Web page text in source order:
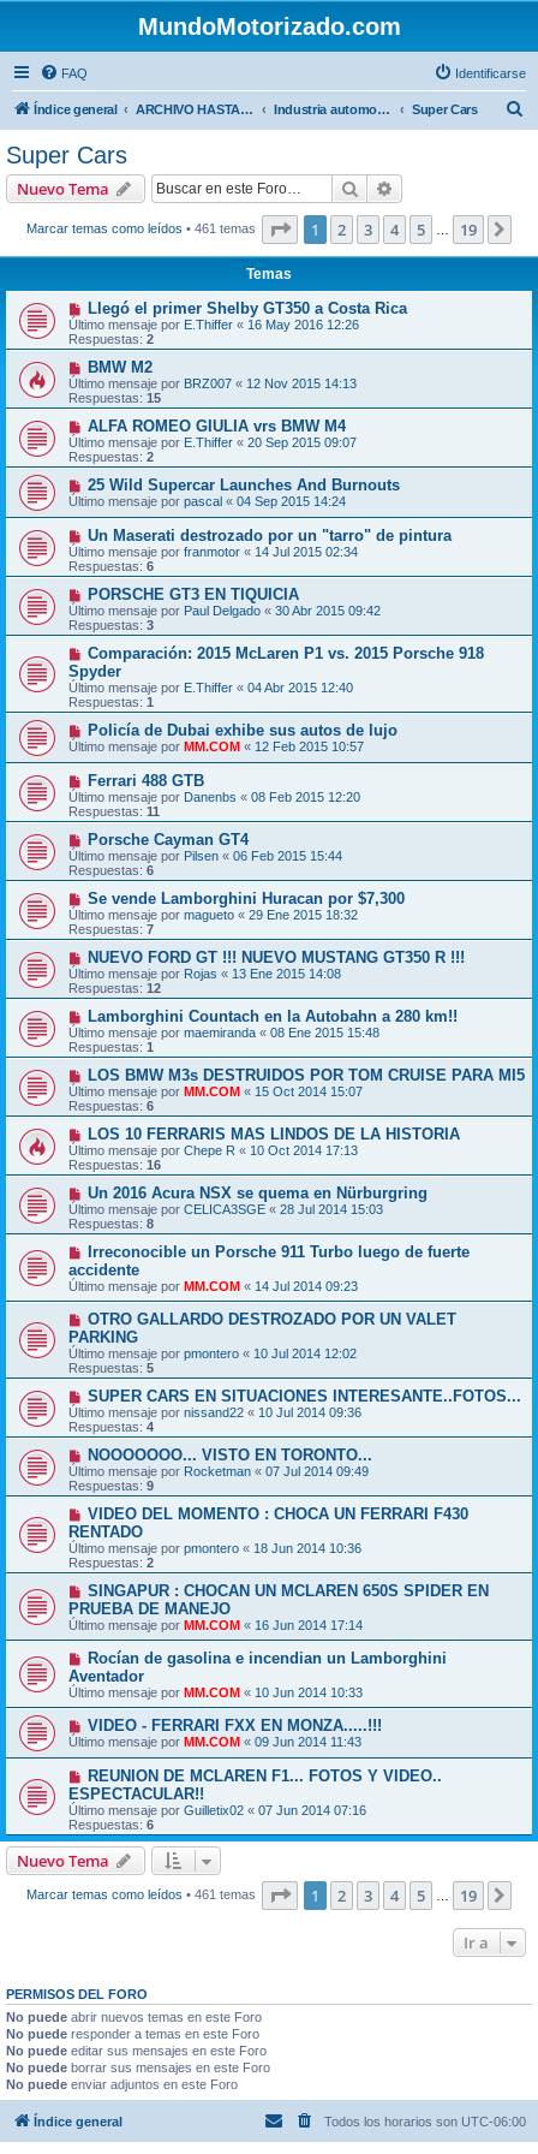
MundoMotorizado.com
FAQ Identificarse
Índice general ARCHIVO HASTA 2018 Industria automotriz Super Cars
Super Cars
Nuevo Tema Buscar
Marcar temas como leídos • 461 temas Página de 19
1 2 3 4 5 19
Temas
Llegó el primer Shelby GT350 a Costa Rica
Último mensaje por E.Thiffer « 16 May 2016 12:26
Respuestas: 2
BMW M2
Último mensaje por BRZ007 « 12 Nov 2015 14:13
Respuestas: 15
ALFA ROMEO GIULIA vrs BMW M4
Último mensaje por E.Thiffer « 20 Sep 2015 09:07
Respuestas: 2
25 Wild Supercar Launches And Burnouts
Último mensaje por pascal « 04 Sep 2015 14:24
Un Maserati destrozado por un "tarro" de pintura
Último mensaje por franmotor « 14 Jul 2015 02:34
Respuestas: 6
PORSCHE GT3 EN TIQUICIA
Último mensaje por Paul Delgado « 30 Abr 2015 09:42
Respuestas: 3
Comparación: 2015 McLaren P1 vs. 2015 Porsche 918
Spyder
Último mensaje por E.Thiffer « 04 Abr 2015 12:40
Respuestas: 1
Policía de Dubai exhibe sus autos de lujo
Último mensaje por MM.COM « 12 Feb 2015 10:57
Ferrari 488 GTB
Último mensaje por Danenbs « 08 Feb 2015 12:20
Respuestas: 11
Porsche Cayman GT4
Último mensaje por Pilsen « 06 Feb 2015 15:44
Respuestas: 6
Se vende Lamborghini Huracan por $7,300
Último mensaje por magueto « 29 Ene 2015 18:32
Respuestas: 7
NUEVO FORD GT !!! NUEVO MUSTANG GT350 R !!!
Último mensaje por Rojas « 13 Ene 2015 14:08
Respuestas: 12
Lamborghini Countach en la Autobahn a 280 km!!
Último mensaje por maemiranda « 08 Ene 2015 15:48
Respuestas: 1
LOS BMW M3s DESTRUIDOS POR TOM CRUISE PARA MI5
Último mensaje por MM.COM « 15 Oct 2014 15:07
Respuestas: 6
LOS 10 FERRARIS MAS LINDOS DE LA HISTORIA
Último mensaje por Chepe R « 10 Oct 2014 17:13
Respuestas: 16
Un 2016 Acura NSX se quema en Nürburgring
Último mensaje por CELICA3SGE « 28 Jul 2014 15:03
Respuestas: 8
Irreconocible un Porsche 911 Turbo luego de fuerte
accidente
Último mensaje por MM.COM « 14 Jul 2014 09:23
OTRO GALLARDO DESTROZADO POR UN VALET
PARKING
Último mensaje por pmontero « 10 Jul 2014 12:02
Respuestas: 5
SUPER CARS EN SITUACIONES INTERESANTE..FOTOS...
Último mensaje por nissand22 « 10 Jul 2014 09:36
Respuestas: 4
NOOOOOOO... VISTO EN TORONTO...
Último mensaje por Rocketman « 07 Jul 2014 09:49
Respuestas: 9
VIDEO DEL MOMENTO : CHOCA UN FERRARI F430
RENTADO
Último mensaje por pmontero « 18 Jun 2014 10:36
Respuestas: 2
SINGAPUR : CHOCAN UN MCLAREN 650S SPIDER EN
PRUEBA DE MANEJO
Último mensaje por MM.COM « 16 Jun 2014 17:14
Rocían de gasolina e incendian un Lamborghini
Aventador
Último mensaje por MM.COM « 10 Jun 2014 10:33
VIDEO - FERRARI FXX EN MONZA.....!!!
Último mensaje por MM.COM « 09 Jun 2014 11:43
REUNION DE MCLAREN F1... FOTOS Y VIDEO..
ESPECTACULAR!!
Último mensaje por Guilletix02 « 07 Jun 2014 07:16
Respuestas: 6
Nuevo Tema
Marcar temas como leídos • 461 temas Página de 19
1 2 3 4 5 19
Ir a
PERMISOS DEL FORO
No puede abrir nuevos temas en este Foro
No puede responder a temas en este Foro
No puede editar sus mensajes en este Foro
No puede borrar sus mensajes en este Foro
No puede enviar adjuntos en este Foro
Índice general Todos los horarios son UTC-06:00